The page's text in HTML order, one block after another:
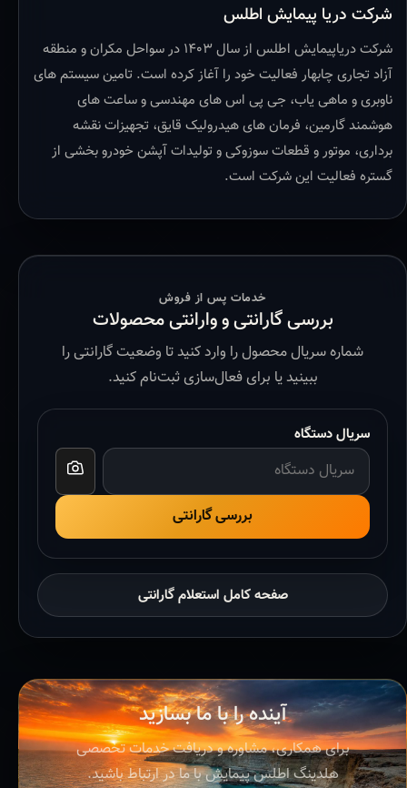
شرکت دریا پیمایش اطلس
شرکت دریاپیمایش اطلس از سال ۱۴۰۳ در سواحل مکران و منطقه
آزاد تجاری چابهار فعالیت خود را آغاز کرده است. تامین سیستم های
ناوبری و ماهی یاب، جی پی اس های مهندسی و ساعت های
هوشمند گارمین، فرمان های هیدرولیک قایق، تجهیزات نقشه
برداری، موتور و قطعات سوزوکی و تولیدات آپشن خودرو بخشی از
گستره فعالیت این شرکت است.
خدمات پس از فروش
بررسی گارانتی و وارانتی محصولات
شماره سریال محصول را وارد کنید تا وضعیت گارانتی را
ببینید یا برای فعال‌سازی ثبت‌نام کنید.
سریال دستگاه
بررسی گارانتی
صفحه کامل استعلام گارانتی
آینده را با ما بسازید
برای همکاری، مشاوره و دریافت خدمات تخصصی
هلدینگ اطلس پیمایش با ما در ارتباط باشید.